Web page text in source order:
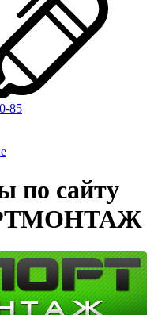
85
по сайту